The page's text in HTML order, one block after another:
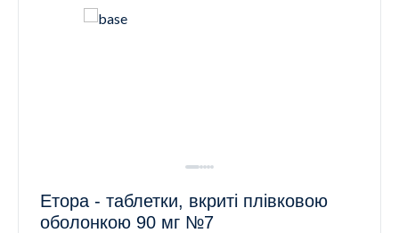
Етора - таблетки, вкриті плівковою
оболонкою 90 мг №7